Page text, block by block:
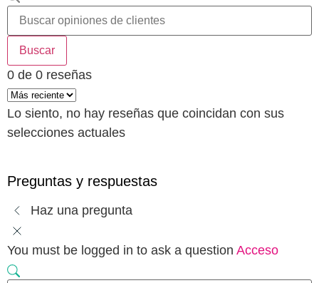
Buscar
0 de 0 reseñas
Lo siento, no hay reseñas que coincidan con sus
selecciones actuales
Preguntas y respuestas
Haz una pregunta
You must be logged in to ask a question Acceso